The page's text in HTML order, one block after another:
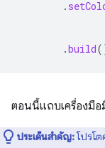
.
.build
ตอนนี้แถบเครื่องมื
ประเด็นสำคัญ:โปรโ